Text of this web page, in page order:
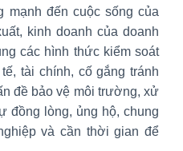
mạnh đến cuộc sống của
kinh doanh của doanh
các hình thức kiểm soát
tài chính, cố gắng tránh
đề bảo vệ môi trường, xử
đồng lòng, ủng hộ, chung
và cần thời gian để